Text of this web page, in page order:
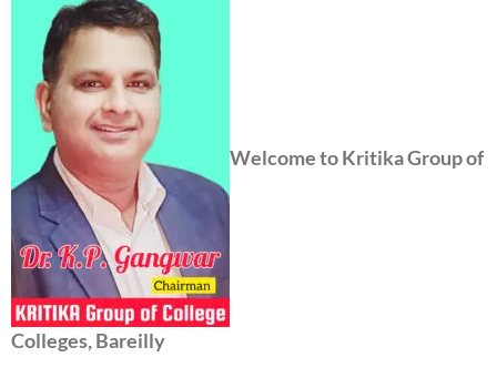
Welcome to Kritika Group of
Colleges, Bareilly